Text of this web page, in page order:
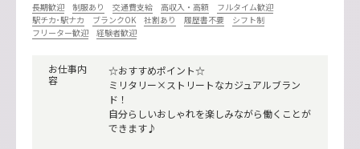
長期歓迎 制服あり 交通費支給 高収入・高額
フルタイム歓迎
駅チカ･駅ナカ
ブランクOK 社割あり 履歴書不要
シフト制
フリーター歓迎
経験者歓迎
お仕事内
容
☆おすすめポイント☆
ミリタリー×ストリートなカジュアルブラン
ド！
自分らしいおしゃれを楽しみながら働くことが
できます♪